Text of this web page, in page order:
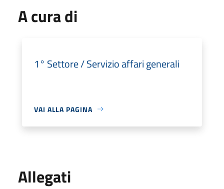
A cura di
1° Settore / Servizio affari generali
VAI ALLA PAGINA
Allegati